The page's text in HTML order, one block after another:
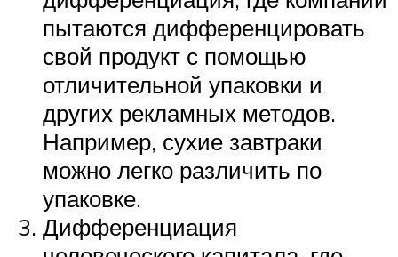
пытаются дифференцировать
свой продукт с помощью
отличительной упаковки и
других рекламных методов.
Например, сухие завтраки
можно легко различить по
упаковке.
Дифференциация